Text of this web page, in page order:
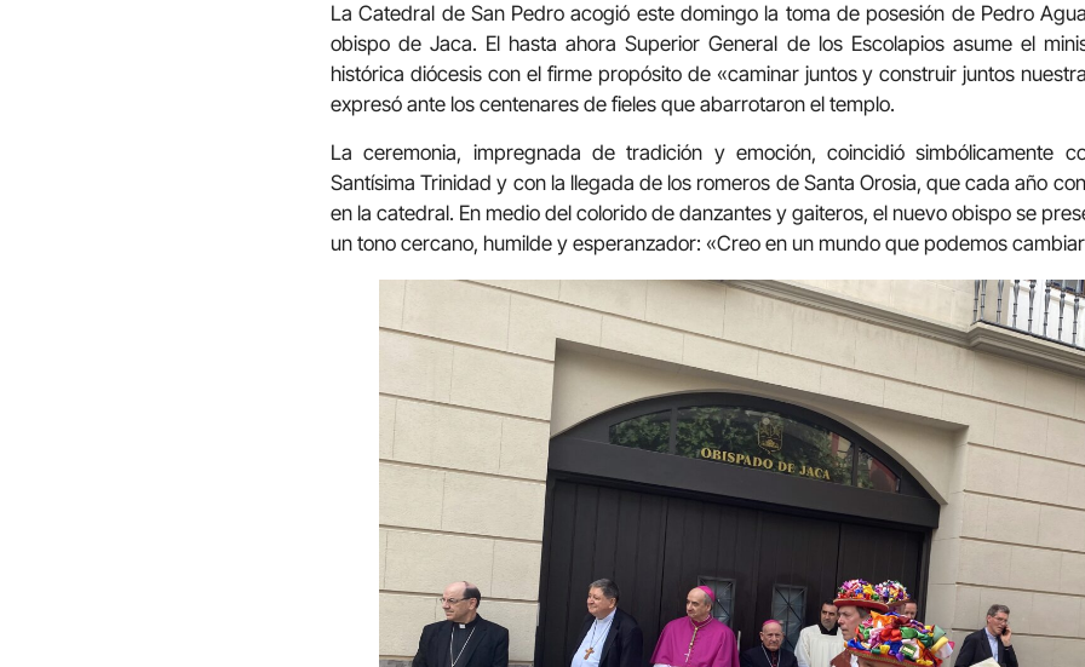
La Catedral de San Pedro acogió este domingo la toma de posesión de Pedro
obispo de Jaca. El hasta ahora Superior General de los Escolapios asume el
histórica diócesis con el firme propósito de «caminar juntos y construir juntos
expresó ante los centenares de fieles que abarrotaron el templo.
La ceremonia, impregnada de tradición y emoción, coincidió simbólicamente
Santísima Trinidad y con la llegada de los romeros de Santa Orosia, que cada año
en la catedral. En medio del colorido de danzantes y gaiteros, el nuevo obispo se
un tono cercano, humilde y esperanzador: «Creo en un mundo que podemos